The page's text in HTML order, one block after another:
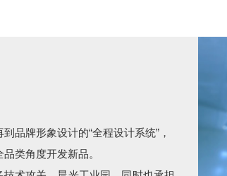
品牌形象设计的“全程设计系统”，
类角度开发新品。